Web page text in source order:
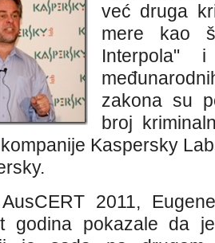
već druga
mere kao
Interpola"
zakona su
broj
Kaspersky
2011,
godina pokazale da